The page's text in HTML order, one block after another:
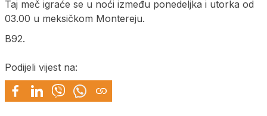
Taj meč igraće se u noći između ponedeljka i utorka od
03.00 u meksičkom Montereju.
B92.
Podijeli vijest na: